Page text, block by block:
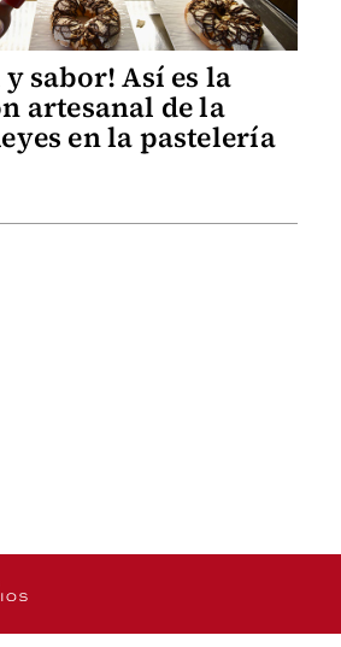
sabor! Así es la
artesanal de la
en la pastelería